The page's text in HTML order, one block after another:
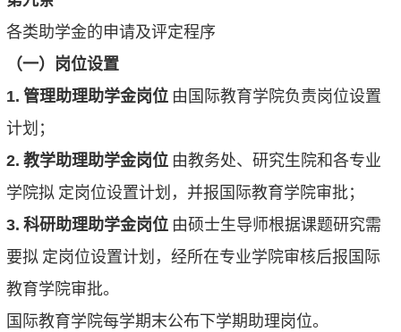
各类助学金的申请及评定程序
（一）岗位设置
1. 管理助理助学金岗位 由国际教育学院负责岗位设置
计划；
2. 教学助理助学金岗位 由教务处、研究生院和各专业
学院拟 定岗位设置计划，并报国际教育学院审批；
3. 科研助理助学金岗位 由硕士生导师根据课题研究需
要拟 定岗位设置计划，经所在专业学院审核后报国际
教育学院审批。
国际教育学院每学期末公布下学期助理岗位。